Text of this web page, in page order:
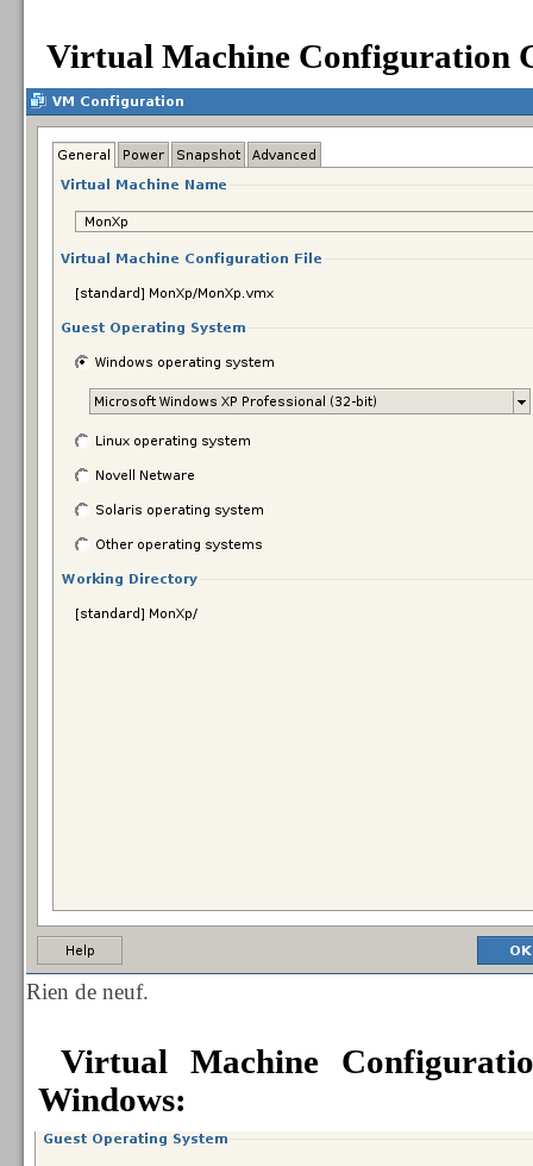
Virtual Machine Configuration
Rien de neuf.
Virtual Machine
Windows: